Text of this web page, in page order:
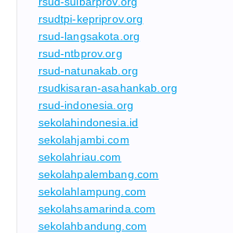
rsudtpi-kepriprov.org
rsud-langsakota.org
rsud-ntbprov.org
rsud-natunakab.org
rsudkisaran-asahankab.org
rsud-indonesia.org
sekolahindonesia.id
sekolahjambi.com
sekolahriau.com
sekolahpalembang.com
sekolahlampung.com
sekolahsamarinda.com
sekolahbandung.com